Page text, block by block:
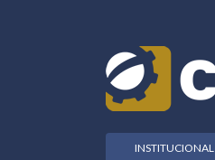
INSTITUCIONAL